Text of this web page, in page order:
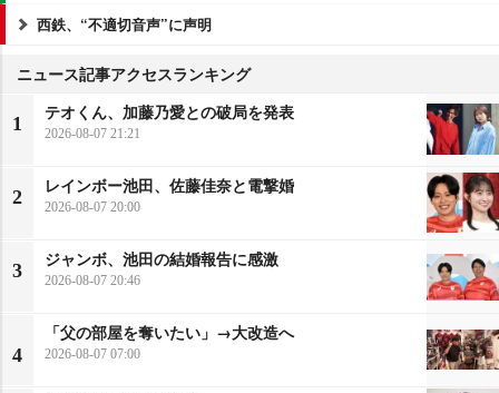
西鉄、“不適切音声”に声明
ニュース記事アクセスランキング
1
テオくん、加藤乃愛との破局を発表
2026-08-07 21:21
2
レインボー池田、佐藤佳奈と電撃婚
2026-08-07 20:00
3
ジャンボ、池田の結婚報告に感激
2026-08-07 20:46
4
「父の部屋を奪いたい」→大改造へ
2026-08-07 07:00